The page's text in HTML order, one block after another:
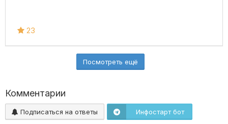
23
Посмотреть ещё
Комментарии
Подписаться на ответы Инфостарт бот